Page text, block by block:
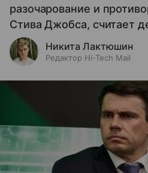
разочарование и
Стива Джобса, считает
Никита Лактюшин
Редактор Hi-Tech Mail